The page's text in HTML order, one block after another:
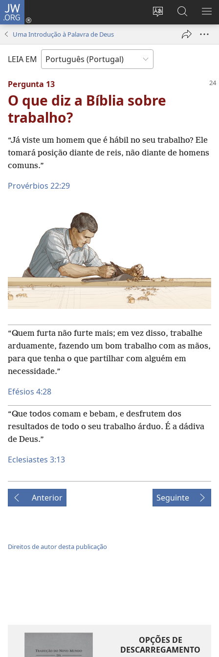
JW.ORG
Alterar
Entrar
(abre
janela)
Pesquisar
no
Site
Uma Introdução à Palavra de Deus
LEIA EM
Pergunta 13
O que diz a Bíblia sobre
trabalho?
“Já viste um homem que é hábil no seu trabalho? Ele
tomará posição diante de reis, não diante de homens
comuns.”
Provérbios 22:29
“Quem furta não furte mais; em vez disso, trabalhe
arduamente, fazendo um bom trabalho com as mãos,
para que tenha o que partilhar com alguém em
necessidade.”
Efésios 4:28
“Que todos comam e bebam, e desfrutem dos
resultados de todo o seu trabalho árduo. É a dádiva
de Deus.”
Eclesiastes 3:13
Anterior Seguinte
Direitos de autor desta publicação
OPÇÕES DE
DESCARREGAMENTO